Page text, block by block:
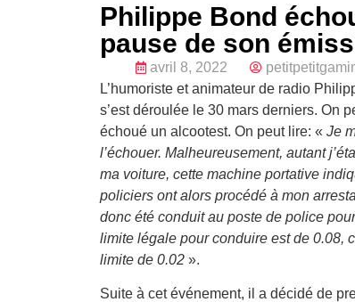
Philippe Bond
pause de son
avril 8, 2022
L’humoriste et animateur de radio
s’est déroulée le 30 mars derniers. On
échoué un alcootest. On peut lire: « Je
l’échouer. Malheureusement, autant
ma voiture, cette machine portative
policiers ont alors procédé à mon
donc été conduit au poste de police
limite légale pour conduire est de 0.08,
limite de 0.02 ».
Suite à cet événement, il a décidé de